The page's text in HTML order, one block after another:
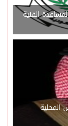
الفنية
المحلية